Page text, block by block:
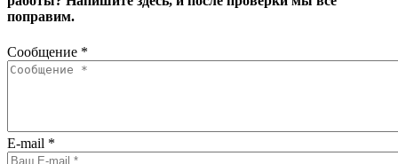
поправим.
Сообщение *
E-mail *